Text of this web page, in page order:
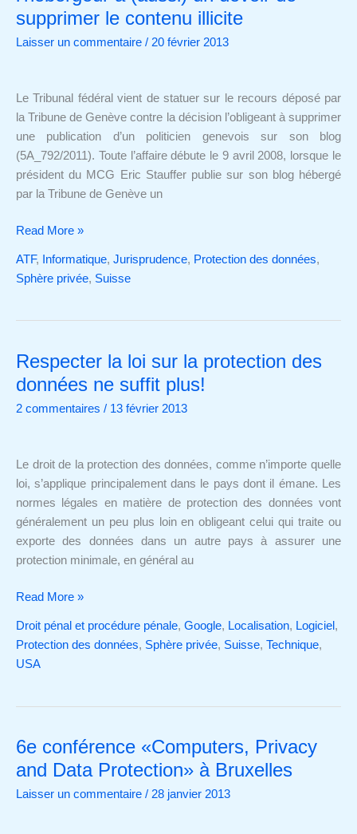
supprimer le contenu illicite
Laisser un commentaire / 20 février 2013
Le Tribunal fédéral vient de statuer sur le recours déposé par
la Tribune de Genève contre la décision l’obligeant à supprimer
une publication d’un politicien genevois sur son blog
(5A_792/2011). Toute l’affaire débute le 9 avril 2008, lorsque le
président du MCG Eric Stauffer publie sur son blog hébergé
par la Tribune de Genève un
à
la
a
(aussi)
un
devoir
de
supprimer
contenu
illicite
Read More »
ATF, Informatique, Jurisprudence, Protection des données,
Sphère privée, Suisse
Respecter la loi sur la protection des
données ne suffit plus!
2 commentaires / 13 février 2013
Le droit de la protection des données, comme n’importe quelle
loi, s’applique principalement dans le pays dont il émane. Les
normes légales en matière de protection des données vont
généralement un peu plus loin en obligeant celui qui traite ou
exporte des données dans un autre pays à assurer une
protection minimale, en général au
Respecter
la
sur
données
suffit
plus!
Read More »
Droit pénal et procédure pénale, Google, Localisation, Logiciel ,
Protection des données, Sphère privée, Suisse, Technique,
USA
6e conférence «Computers, Privacy
and Data Protection» à Bruxelles
Laisser un commentaire / 28 janvier 2013
6e
conférence
Privacy